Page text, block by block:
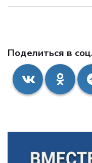
Поделиться в